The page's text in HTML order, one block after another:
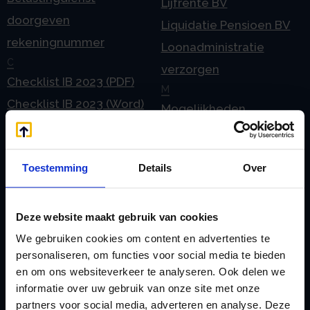
Toestemming Details Over
Deze website maakt gebruik van cookies
We gebruiken cookies om content en advertenties te
personaliseren, om functies voor social media te bieden
en om ons websiteverkeer te analyseren. Ook delen we
informatie over uw gebruik van onze site met onze
partners voor social media, adverteren en analyse. Deze
doorgeven
rekeningnummer
C
Checklist IB 2023 (PDF)
Checklist IB 2023 (Word)
Checklist IB 2024 (PDF)
Checklist IB 2024 (Word)
Checklist IB 2025 (PDF)
Checklist IB 2025 (Word)
Contact
eHerkenning voor uw
Stamrecht BV
Liquidatie Pensioen BV
Loonadministratie
verzorgen
M
Mogelijkheden
Stamrecht BV
O
ODV BV
BV
Onzakelijke lening
Stamrecht BV
Oprichten BV door
StamrechtBV.com